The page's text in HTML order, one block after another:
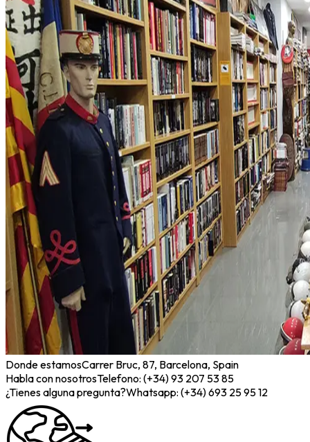
Donde estamosCarrer Bruc, 87, Barcelona, Spain
Habla con nosotrosTelefono: (+34) 93 207 53 85
¿Tienes alguna pregunta?Whatsapp: (+34) 693 25 95 12